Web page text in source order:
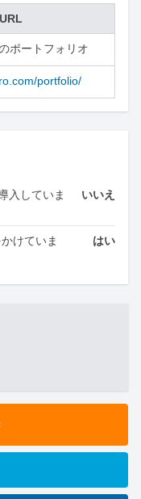
ポートフォリオ
portfolio/
入していま
いいえ
けていま
はい